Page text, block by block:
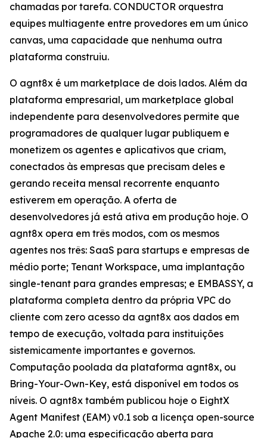
chamadas por tarefa. CONDUCTOR orquestra
equipes multiagente entre provedores em um único
canvas, uma capacidade que nenhuma outra
plataforma construiu.
O agnt8x é um marketplace de dois lados. Além da
plataforma empresarial, um marketplace global
independente para desenvolvedores permite que
programadores de qualquer lugar publiquem e
monetizem os agentes e aplicativos que criam,
conectados às empresas que precisam deles e
gerando receita mensal recorrente enquanto
estiverem em operação. A oferta de
desenvolvedores já está ativa em produção hoje. O
agnt8x opera em três modos, com os mesmos
agentes nos três: SaaS para startups e empresas de
médio porte; Tenant Workspace, uma implantação
single-tenant para grandes empresas; e EMBASSY, a
plataforma completa dentro da própria VPC do
cliente com zero acesso da agnt8x aos dados em
tempo de execução, voltada para instituições
sistemicamente importantes e governos.
Computação poolada da plataforma agnt8x, ou
Bring-Your-Own-Key, está disponível em todos os
níveis. O agnt8x também publicou hoje o EightX
Agent Manifest (EAM) v0.1 sob a licença open-source
Apache 2.0: uma especificação aberta para